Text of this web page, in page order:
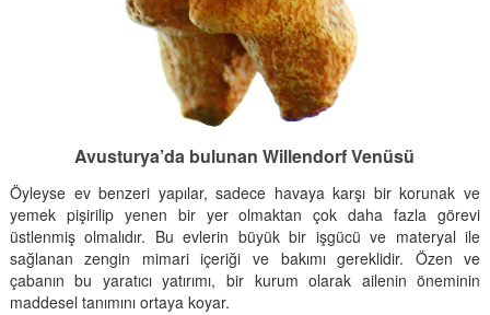
Avusturya’da bulunan Willendorf Venüsü
Öyleyse ev benzeri yapılar, sadece havaya karşı bir korunak ve
yemek pişirilip yenen bir yer olmaktan çok daha fazla görevi
üstlenmiş olmalıdır. Bu evlerin büyük bir işgücü ve materyal ile
sağlanan zengin mimari içeriği ve bakımı gereklidir. Özen ve
çabanın bu yaratıcı yatırımı, bir kurum olarak ailenin öneminin
maddesel tanımını ortaya koyar.